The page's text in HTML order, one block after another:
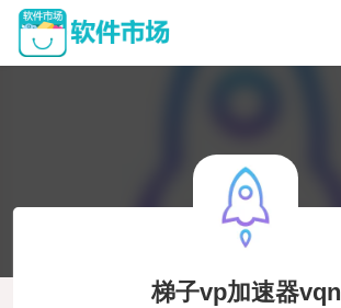
梯子vp加速器vqn